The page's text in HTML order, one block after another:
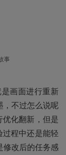
事
画面进行重新
，不过怎么说呢
优化翻新，但是
过程中还是能轻
修改后的任务感